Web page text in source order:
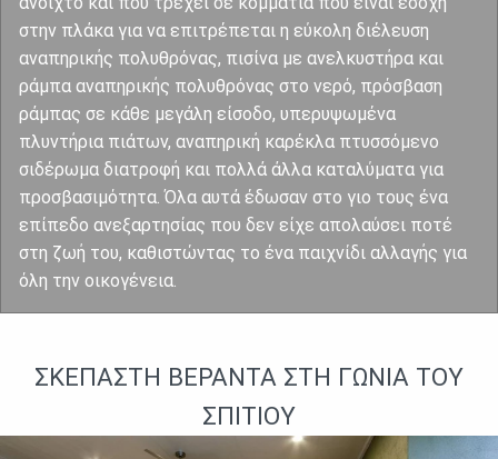
στην πλάκα για να επιτρέπεται η εύκολη διέλευση
αναπηρικής πολυθρόνας, πισίνα με ανελκυστήρα και
ράμπα αναπηρικής πολυθρόνας στο νερό, πρόσβαση
ράμπας σε κάθε μεγάλη είσοδο, υπερυψωμένα
πλυντήρια πιάτων, αναπηρική καρέκλα πτυσσόμενο
σιδέρωμα διατροφή και πολλά άλλα καταλύματα για
προσβασιμότητα. Όλα αυτά έδωσαν στο γιο τους ένα
επίπεδο ανεξαρτησίας που δεν είχε απολαύσει ποτέ
στη ζωή του, καθιστώντας το ένα παιχνίδι αλλαγής για
όλη την οικογένεια.
ΣΚΕΠΑΣΤΉ ΒΕΡΆΝΤΑ ΣΤΗ ΓΩΝΊΑ ΤΟΥ
ΣΠΙΤΙΟΎ